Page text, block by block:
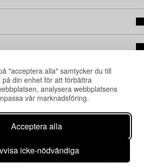
"acceptera alla" samtycker du till
på din enhet för att förbättra
analysera webbplatsens
vår marknadsföring.
Acceptera alla
icke-nödvändiga
har även tittat på